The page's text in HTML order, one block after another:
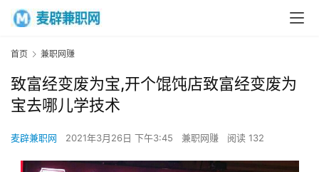
首页 兼职网赚
致富经变废为宝,开个馄饨店致富经变废为
宝去哪儿学技术
麦辟兼职网 2021年3月26日 下午3:45 兼职网赚 阅读 132